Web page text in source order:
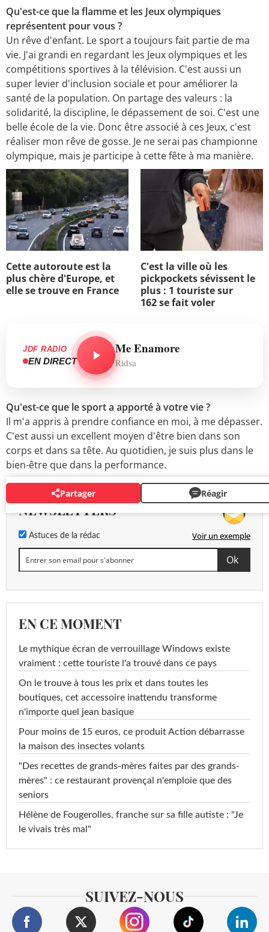
Qu'est-ce que la flamme et les Jeux olympiques
représentent pour vous ?
Un rêve d'enfant. Le sport a toujours fait partie de ma
vie. J'ai grandi en regardant les Jeux olympiques et les
compétitions sportives à la télévision. C'est aussi un
super levier d'inclusion sociale et pour améliorer la
santé de la population. On partage des valeurs : la
solidarité, la discipline, le dépassement de soi. C'est une
belle école de la vie. Donc être associé à ces Jeux, c'est
réaliser mon rêve de gosse. Je ne serai pas championne
olympique, mais je participe à cette fête à ma manière.
Cette autoroute est la
plus chère d'Europe, et
elle se trouve en France
C'est la ville où les
pickpockets sévissent le
plus : 1 touriste sur
162 se fait voler
JDF RADIO
EN DIRECT
Me Enamore
Ridsa
Qu'est-ce que le sport a apporté à votre vie ?
Il m'a appris à prendre confiance en moi, à me dépasser.
C'est aussi un excellent moyen d'être bien dans son
corps et dans sa tête. Au quotidien, je suis plus dans le
bien-être que dans la performance.
Partager Réagir
NEWSLETTERS
Astuces de la rédac Voir un exemple
EN CE MOMENT
Le mythique écran de verrouillage Windows existe
vraiment : cette touriste l'a trouvé dans ce pays
On le trouve à tous les prix et dans toutes les
boutiques, cet accessoire inattendu transforme
n'importe quel jean basique
Pour moins de 15 euros, ce produit Action débarrasse
la maison des insectes volants
"Des recettes de grands-mères faites par des grands-
mères" : ce restaurant provençal n'emploie que des
seniors
Hélène de Fougerolles, franche sur sa fille autiste : "Je
le vivais très mal"
SUIVEZ-NOUS